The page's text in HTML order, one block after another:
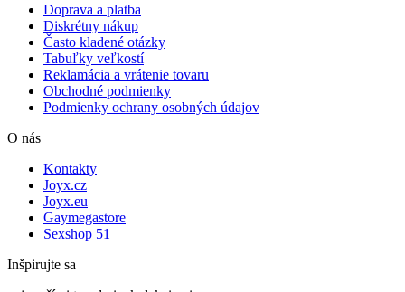
Doprava a platba
Diskrétny nákup
Často kladené otázky
Tabuľky veľkostí
Reklamácia a vrátenie tovaru
Obchodné podmienky
Podmienky ochrany osobných údajov
O nás
Kontakty
Joyx.cz
Joyx.eu
Gaymegastore
Sexshop 51
Inšpirujte sa